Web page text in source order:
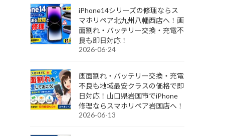
iPhone14シリーズの修理ならス
マホリペア北九州八幡西店へ！画
面割れ・バッテリー交換・充電不
良も即日対応！
2026-06-24
画面割れ・バッテリー交換・充電
不良も地域最安クラスの価格で即
日対応！山口県岩国市でiPhone
修理ならスマホリペア岩国店へ！
2026-06-13